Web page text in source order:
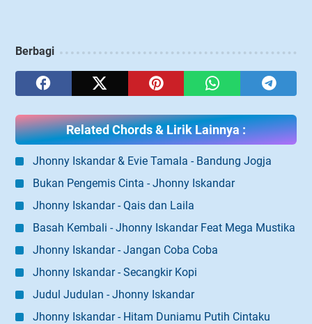
Berbagi
Related Chords & Lirik Lainnya :
Jhonny Iskandar & Evie Tamala - Bandung Jogja
Bukan Pengemis Cinta - Jhonny Iskandar
Jhonny Iskandar - Qais dan Laila
Basah Kembali - Jhonny Iskandar Feat Mega Mustika
Jhonny Iskandar - Jangan Coba Coba
Jhonny Iskandar - Secangkir Kopi
Judul Judulan - Jhonny Iskandar
Jhonny Iskandar - Hitam Duniamu Putih Cintaku